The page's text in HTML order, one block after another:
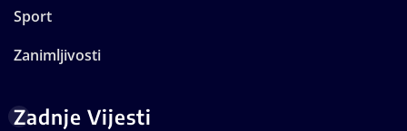
Sport
Zanimljivosti
Zadnje Vijesti